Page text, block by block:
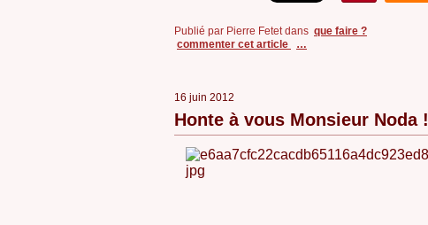
Publié par Pierre Fetet dans que faire ?
commenter cet article
…
16 juin 2012
Honte à vous Monsieur Noda !